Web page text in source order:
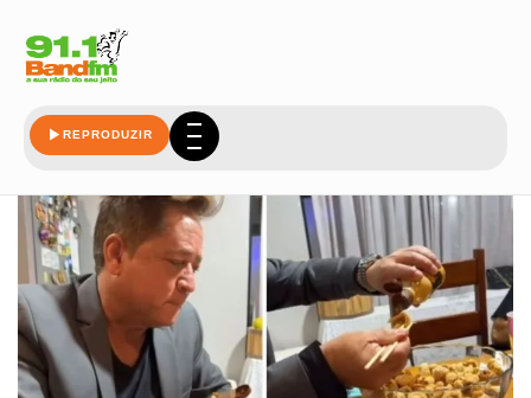
REPRODUZIR